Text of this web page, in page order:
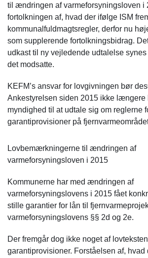
til ændringen af varmeforsyningsloven i
fortolkningen af, hvad der ifølge ISM
kommunalfuldmagtsregler, derfor nu
som supplerende fortolkningsbidrag.
udkast til ny vejledende udtalelse
det modsatte.
KEFM’s ansvar for lovgivningen bør
Ankestyrelsen siden 2015 ikke længere
myndighed til at udtale sig om reglerne
garantiprovisioner på
Lovbemærkningerne til ændringen af
varmeforsyningsloven i 2015
Kommunerne har med ændringen af
varmeforsyningslovens i 2015 fået
stille garantier for lån til
varmeforsyningslovens §§ 2d og 2e.
Der fremgår dog ikke noget af
garantiprovisioner. Forståelsen af,